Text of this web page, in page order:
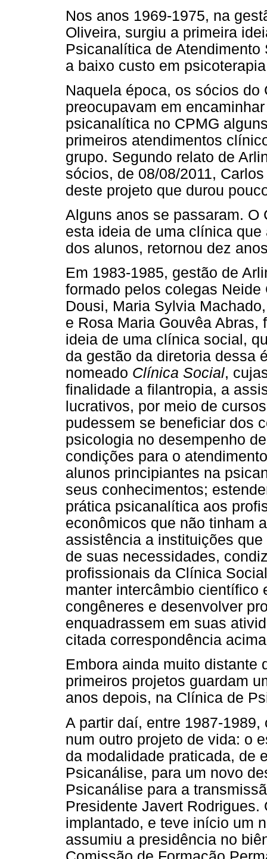
Nos anos 1969-1975, na
Oliveira, surgiu a primeira
Psicanalítica de
a baixo custo em
Naquela época, os sócios
preocupavam em
psicanalítica no CPMG
primeiros atendimentos
grupo. Segundo relato de
sócios, de 08/08/2011,
deste projeto que durou
Alguns anos se passaram. O
esta ideia de uma clínica
dos alunos, retornou dez
Em 1983-1985, gestão de
formado pelos colegas
Dousi, Maria Sylvia
e Rosa Maria Gouvêa Abras,
ideia de uma clínica social,
da gestão da diretoria dessa
nomeado Clínica Social,
finalidade a filantropia, a
lucrativos, por meio de
pudessem se beneficiar dos
psicologia no desempenho
condições para o
alunos principiantes na
seus conhecimentos;
prática psicanalítica aos
econômicos que não tinham
assistência a instituições
de suas necessidades,
profissionais da Clínica
manter intercâmbio científico
congêneres e desenvolver
enquadrassem em suas
citada correspondência
Embora ainda muito distante
primeiros projetos guardam
anos depois, na Clínica de
A partir daí, entre 1987-
num outro projeto de vida: o
da modalidade praticada, de
Psicanálise, para um novo
Psicanálise para a
Presidente Javert
implantado, e teve início um
assumiu a presidência no